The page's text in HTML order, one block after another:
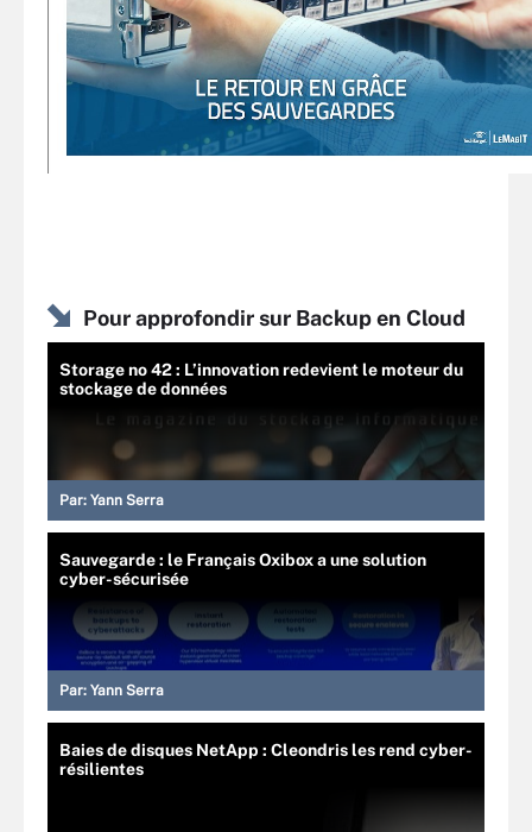
Pour approfondir sur Backup en Cloud
Storage no 42 : L’innovation redevient le moteur du
stockage de données
Par: Yann Serra
Sauvegarde : le Français Oxibox a une solution
cyber-sécurisée
Par: Yann Serra
Baies de disques NetApp : Cleondris les rend cyber-
résilientes